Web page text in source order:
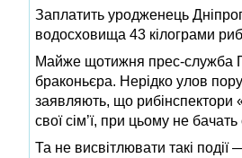
Заплатить уродженець
водосховища 43 кілограми
Майже щотижня прес-служба
браконьєра. Нерідко улов
заявляють, що рибінспектори
свої сім’ї, при цьому не
Та не висвітлювати такі